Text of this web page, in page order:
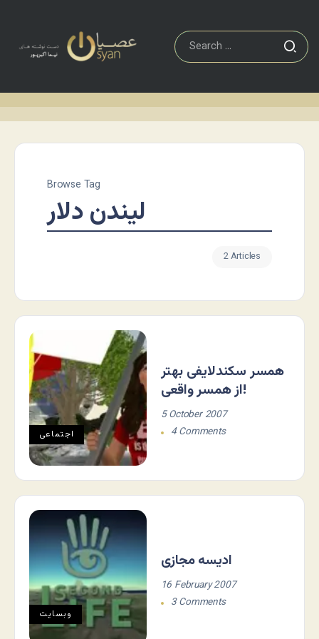
Browse Tag
لیندن دلار
2 Articles
اجتماعی
همسر سکندلایفی بهتر
از همسر واقعی!
5 October 2007
4 Comments
وبسایت
ادیسه مجازی
16 February 2007
3 Comments